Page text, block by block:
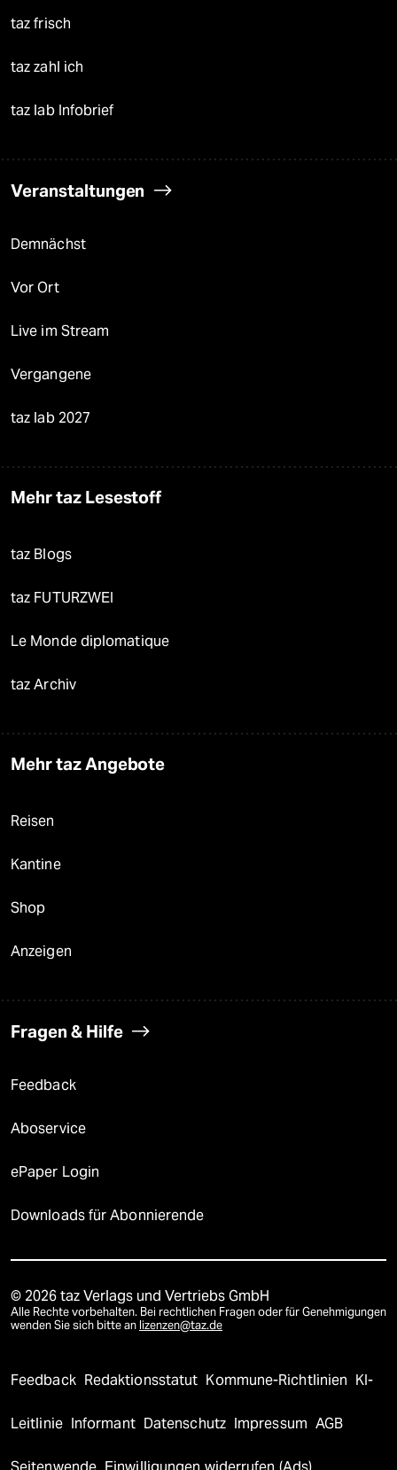
taz frisch
taz zahl ich
taz lab Infobrief
Veranstaltungen
Demnächst
Vor Ort
Live im Stream
Vergangene
taz lab 2027
Mehr taz Lesestoff
taz Blogs
taz FUTURZWEI
Le Monde diplomatique
taz Archiv
Mehr taz Angebote
Reisen
Kantine
Shop
Anzeigen
Fragen & Hilfe
Feedback
Aboservice
ePaper Login
Downloads für Abonnierende
© 2026 taz Verlags und Vertriebs GmbH
Alle Rechte vorbehalten. Bei rechtlichen Fragen oder für Genehmigungen
wenden Sie sich bitte an lizenzen@taz.de
Feedback Redaktionsstatut Kommune-Richtlinien KI-
Leitlinie Informant Datenschutz Impressum AGB